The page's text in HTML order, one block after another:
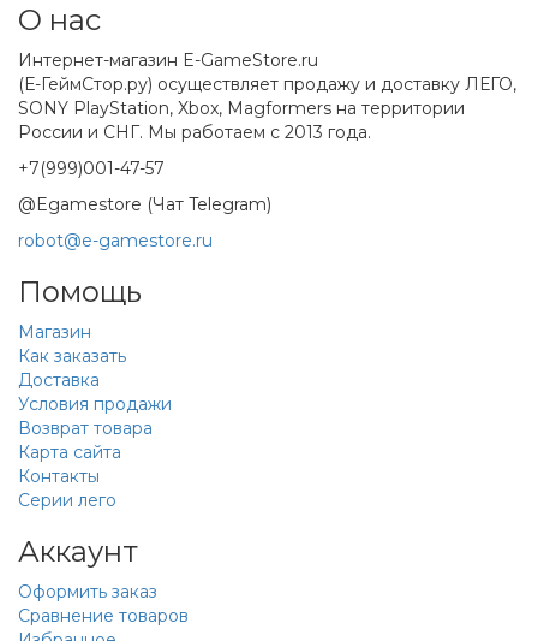
О нас
Интернет-магазин E-GameStore.ru
(Е-ГеймСтор.ру) осуществляет продажу и доставку ЛЕГО,
SONY PlayStation, Xbox, Magformers на территории
России и СНГ. Мы работаем с 2013 года.
+7(999)001-47-57
@Egamestore (Чат Telegram)
robot@e-gamestore.ru
Помощь
Магазин
Как заказать
Доставка
Условия продажи
Возврат товара
Карта сайта
Контакты
Серии лего
Аккаунт
Оформить заказ
Сравнение товаров